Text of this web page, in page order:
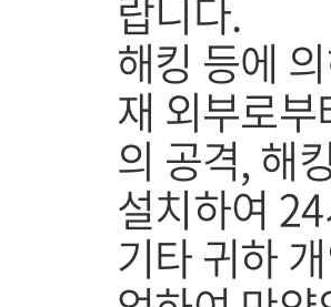
랍니다.
해킹 등에
재 외부로
의 공격, 해
설치하여
기타 귀하